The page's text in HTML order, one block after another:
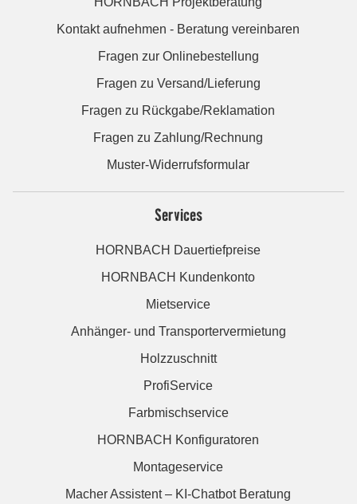
Kontakt aufnehmen - Beratung vereinbaren
Fragen zur Onlinebestellung
Fragen zu Versand/Lieferung
Fragen zu Rückgabe/Reklamation
Fragen zu Zahlung/Rechnung
Muster-Widerrufsformular
Services
HORNBACH Dauertiefpreise
HORNBACH Kundenkonto
Mietservice
Anhänger- und Transportervermietung
Holzzuschnitt
ProfiService
Farbmischservice
HORNBACH Konfiguratoren
Montageservice
Macher Assistent – KI-Chatbot Beratung